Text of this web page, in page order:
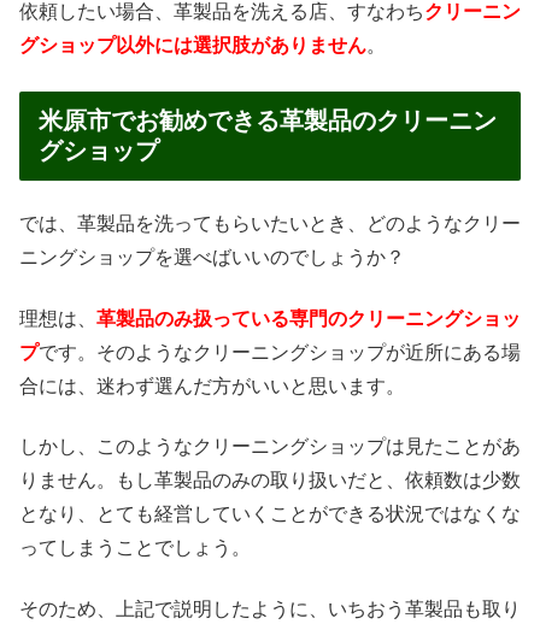
依頼したい場合、革製品を洗える店、すなわちクリーニン
グショップ以外には選択肢がありません。
米原市でお勧めできる革製品のクリーニン
グショップ
では、革製品を洗ってもらいたいとき、どのようなクリー
ニングショップを選べばいいのでしょうか？
理想は、 革製品のみ扱っている専門のクリーニングショッ
プです。そのようなクリーニングショップが近所にある場
合には、迷わず選んだ方がいいと思います。
しかし、このようなクリーニングショップは見たことがあ
りません。もし革製品のみの取り扱いだと、依頼数は少数
となり、とても経営していくことができる状況ではなくな
ってしまうことでしょう。
そのため、上記で説明したように、いちおう革製品も取り